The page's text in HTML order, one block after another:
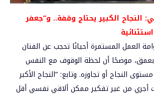
النجاح الكبير يحتاج وقفة.. و”جعفر
العمل المستمرة أحيانًا تحجب عن الفنان
بعمق، موضحًا أن لحظة الوقوف مع النفس
النجاح أو تجاوزه. وتابع: “النجاح الأكبر
أجري من غير تفكير ممكن ألاقي نفسي أقل